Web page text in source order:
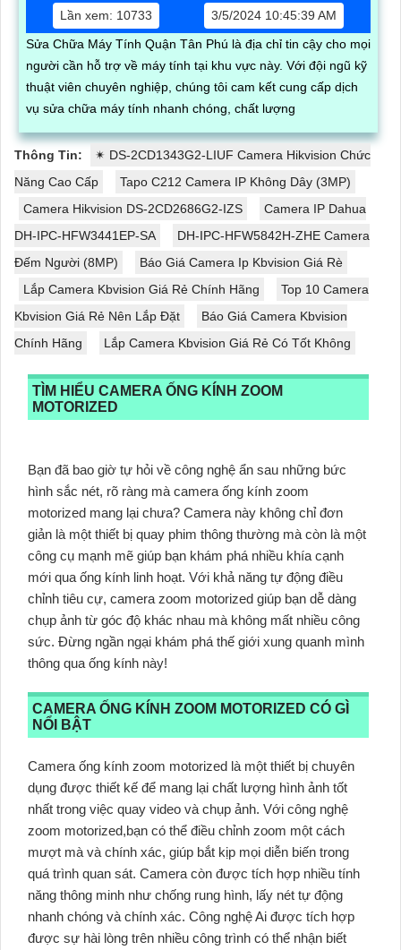
Lần xem: 10733
3/5/2024 10:45:39 AM
Sửa Chữa Máy Tính Quận Tân Phú là địa chỉ tin cậy cho mọi
người cần hỗ trợ về máy tính tại khu vực này. Với đội ngũ kỹ
thuật viên chuyên nghiệp, chúng tôi cam kết cung cấp dịch
vụ sửa chữa máy tính nhanh chóng, chất lượng
Thông Tin:
✴ DS-2CD1343G2-LIUF Camera Hikvision Chức
Năng Cao Cấp
Tapo C212 Camera IP Không Dây (3MP)
Camera Hikvision DS-2CD2686G2-IZS
Camera IP Dahua
DH-IPC-HFW3441EP-SA
DH-IPC-HFW5842H-ZHE Camera
Đếm Người (8MP)
Báo Giá Camera Ip Kbvision Giá Rè
Lắp Camera Kbvision Giá Rẻ Chính Hãng
Top 10 Camera
Kbvision Giá Rẻ Nên Lắp Đặt
Báo Giá Camera Kbvision
Chính Hãng
Lắp Camera Kbvision Giá Rẻ Có Tốt Không
TÌM HIỂU CAMERA ỐNG KÍNH ZOOM
MOTORIZED
Bạn đã bao giờ tự hỏi về công nghệ ẩn sau những bức
hình sắc nét, rõ ràng mà camera ống kính zoom
motorized mang lại chưa? Camera này không chỉ đơn
giản là một thiết bị quay phim thông thường mà còn là một
công cụ mạnh mẽ giúp bạn khám phá nhiều khía cạnh
mới qua ống kính linh hoạt. Với khả năng tự động điều
chỉnh tiêu cự, camera zoom motorized giúp bạn dễ dàng
chụp ảnh từ góc độ khác nhau mà không mất nhiều công
sức. Đừng ngần ngại khám phá thế giới xung quanh mình
thông qua ống kính này!
CAMERA ỐNG KÍNH ZOOM MOTORIZED CÓ GÌ
NỔI BẬT
Camera ống kính zoom motorized là một thiết bị chuyên
dụng được thiết kế để mang lại chất lượng hình ảnh tốt
nhất trong việc quay video và chụp ảnh. Với công nghệ
zoom motorized,bạn có thể điều chỉnh zoom một cách
mượt mà và chính xác, giúp bắt kịp mọi diễn biến trong
quá trình quan sát. Camera còn được tích hợp nhiều tính
năng thông minh như chống rung hình, lấy nét tự động
nhanh chóng và chính xác. Công nghệ Ai được tích hợp
được sự hài lòng trên nhiều công trình có thể nhận biết